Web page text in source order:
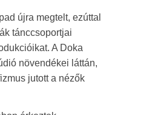
újra megtelt, ezúttal
tánccsoportjai
A Doka
növendékei láttán,
jutott a nézők